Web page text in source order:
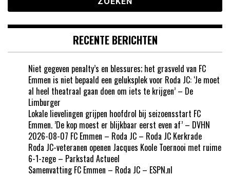
RECENTE BERICHTEN
Niet gegeven penalty’s en blessures; het grasveld van FC
Emmen is niet bepaald een geluksplek voor Roda JC: ‘Je moet
al heel theatraal gaan doen om iets te krijgen’ – De
Limburger
Lokale lievelingen grijpen hoofdrol bij seizoensstart FC
Emmen. ’De kop moest er blijkbaar eerst even af’ – DVHN
2026-08-07 FC Emmen – Roda JC – Roda JC Kerkrade
Roda JC-veteranen openen Jacques Koole Toernooi met ruime
6-1-zege – Parkstad Actueel
Samenvatting FC Emmen – Roda JC – ESPN.nl